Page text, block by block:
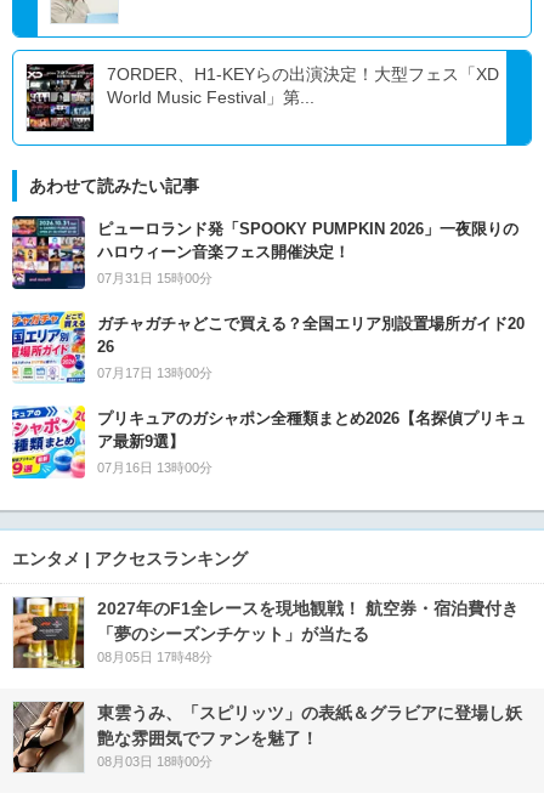
7ORDER、H1-KEYらの出演決定！大型フェス「XD
World Music Festival」第...
あわせて読みたい記事
ピューロランド発「SPOOKY PUMPKIN 2026」一夜限りの
ハロウィーン音楽フェス開催決定！
07月31日 15時00分
ガチャガチャどこで買える？全国エリア別設置場所ガイド20
26
07月17日 13時00分
プリキュアのガシャポン全種類まとめ2026【名探偵プリキュ
ア最新9選】
07月16日 13時00分
エンタメ | アクセスランキング
2027年のF1全レースを現地観戦！ 航空券・宿泊費付き
「夢のシーズンチケット」が当たる
08月05日 17時48分
東雲うみ、「スピリッツ」の表紙＆グラビアに登場し妖
艶な雰囲気でファンを魅了！
08月03日 18時00分